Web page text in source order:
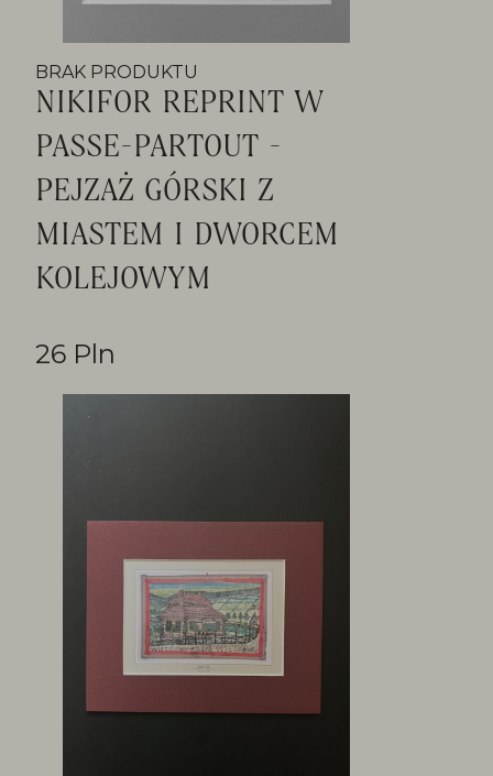
BRAK PRODUKTU
NIKIFOR REPRINT W
PASSE-PARTOUT -
PEJZAŻ GÓRSKI Z
MIASTEM I DWORCEM
KOLEJOWYM
26 Pln